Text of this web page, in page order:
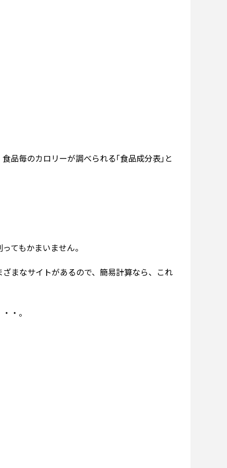
品毎のカロリーが調べられる｢食品成分表｣と
てもかまいません。
まなサイトがあるので、簡易計算なら、これ
・。